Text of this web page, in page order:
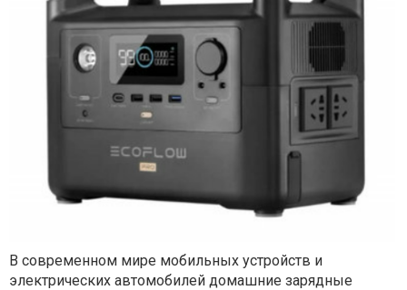
В современном мире мобильных устройств и
электрических автомобилей домашние зарядные